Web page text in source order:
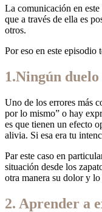
La comunicación en este
que a través de ella es
otros.
Por eso en este episodio
1.Ningún
Uno de los errores más
por lo mismo” o hay
es que tienen un efecto
alivia. Si esa era tu
Par este caso en
situación desde los
otra manera su dolor y
2. Aprender a